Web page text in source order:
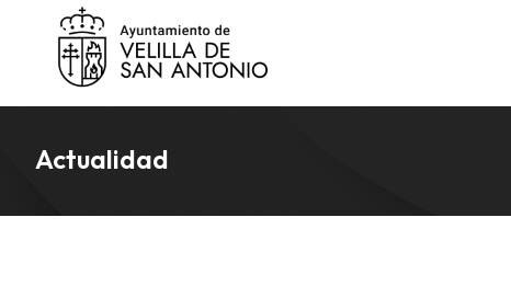
Actualidad